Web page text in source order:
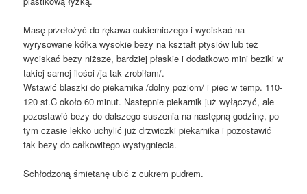
Masę przełożyć do rękawa cukierniczego i wyciskać na
wyrysowane kółka wysokie bezy na kształt ptysiów lub też
wyciskać bezy niższe, bardziej płaskie i dodatkowo mini beziki w
takiej samej ilości /ja tak zrobiłam/.
Wstawić blaszki do piekarnika /dolny poziom/ i piec w temp. 110-
120 st.C około 60 minut. Następnie piekarnik już wyłączyć, ale
pozostawić bezy do dalszego suszenia na następną godzinę, po
tym czasie lekko uchylić już drzwiczki piekarnika i pozostawić
tak bezy do całkowitego wystygnięcia.
Schłodzoną śmietanę ubić z cukrem pudrem.